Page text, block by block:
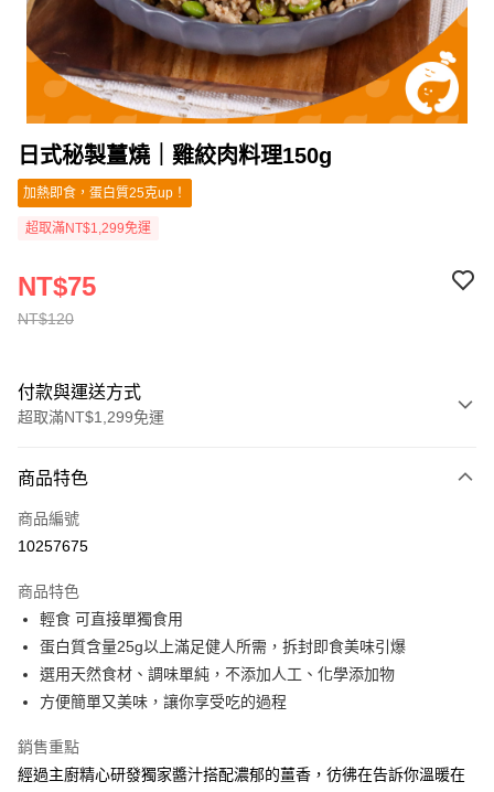
日式秘製薑燒｜雞絞肉料理150g
加熱即食，蛋白質25克up！
超取滿NT$1,299免運
NT$120
NT$75
付款與運送方式
超取滿NT$1,299免運
信用卡一次付款
信用卡分期付款
合作金庫商業銀行
華南商業銀行
上海商業儲蓄銀行
台北富邦商業銀行
國泰世華商業銀行
兆豐國際商業銀行
臺灣中小企業銀行
台中商業銀行
聯邦商業銀行
元大商業銀行
永豐商業銀行
超商取貨付款
LINE Pay
Apple Pay
悠遊付
商品特色
商品編號
10257675
商品特色
輕食 可直接單獨食用
蛋白質含量25g以上滿足健人所需，拆封即食美味引爆
選用天然食材、調味單純，不添加人工、化學添加物
方便簡單又美味，讓你享受吃的過程
銷售重點
經過主廚精心研發獨家醬汁搭配濃郁的薑香，彷彿在告訴你溫暖在